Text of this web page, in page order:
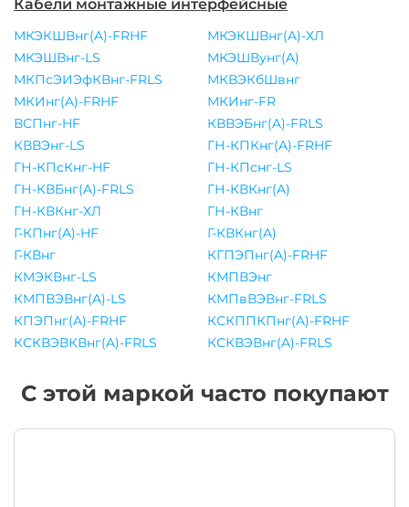
Кабели монтажные интерфейсные
МКЭКШВнг(A)-FRHF
МКЭКШВнг(A)-ХЛ
МКЭШВнг-LS
МКЭШВунг(A)
МКПсЭИЭфКВнг-FRLS
МКВЭКбШвнг
МКИнг(A)-FRHF
МКИнг-FR
ВСПнг-HF
КВВЭБнг(A)-FRLS
КВВЭнг-LS
ГН-КПКнг(A)-FRHF
ГН-КПсКнг-HF
ГН-КПснг-LS
ГН-КВБнг(A)-FRLS
ГН-КВКнг(A)
ГН-КВКнг-ХЛ
ГН-КВнг
Г-КПнг(A)-HF
Г-КВКнг(A)
Г-КВнг
КГПЭПнг(A)-FRHF
КМЭКВнг-LS
КМПВЭнг
КМПВЭВнг(A)-LS
КМПвВЭВнг-FRLS
КПЭПнг(A)-FRHF
КСКППКПнг(A)-FRHF
КСКВЭВКВнг(A)-FRLS
КСКВЭВнг(A)-FRLS
С этой маркой часто покупают